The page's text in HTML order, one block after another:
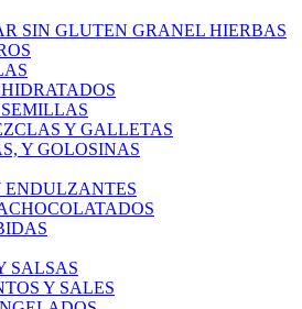
SIN GLUTEN GRANEL HIERBAS
Y GALLETAS
Y GOLOSINAS
ENDULZANTES
SALSAS
Y SALES